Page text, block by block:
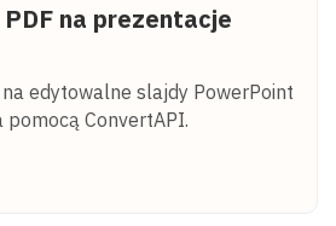
na prezentacje
edytowalne slajdy PowerPoint
ConvertAPI.